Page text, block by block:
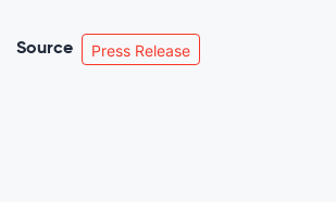
Source Press Release